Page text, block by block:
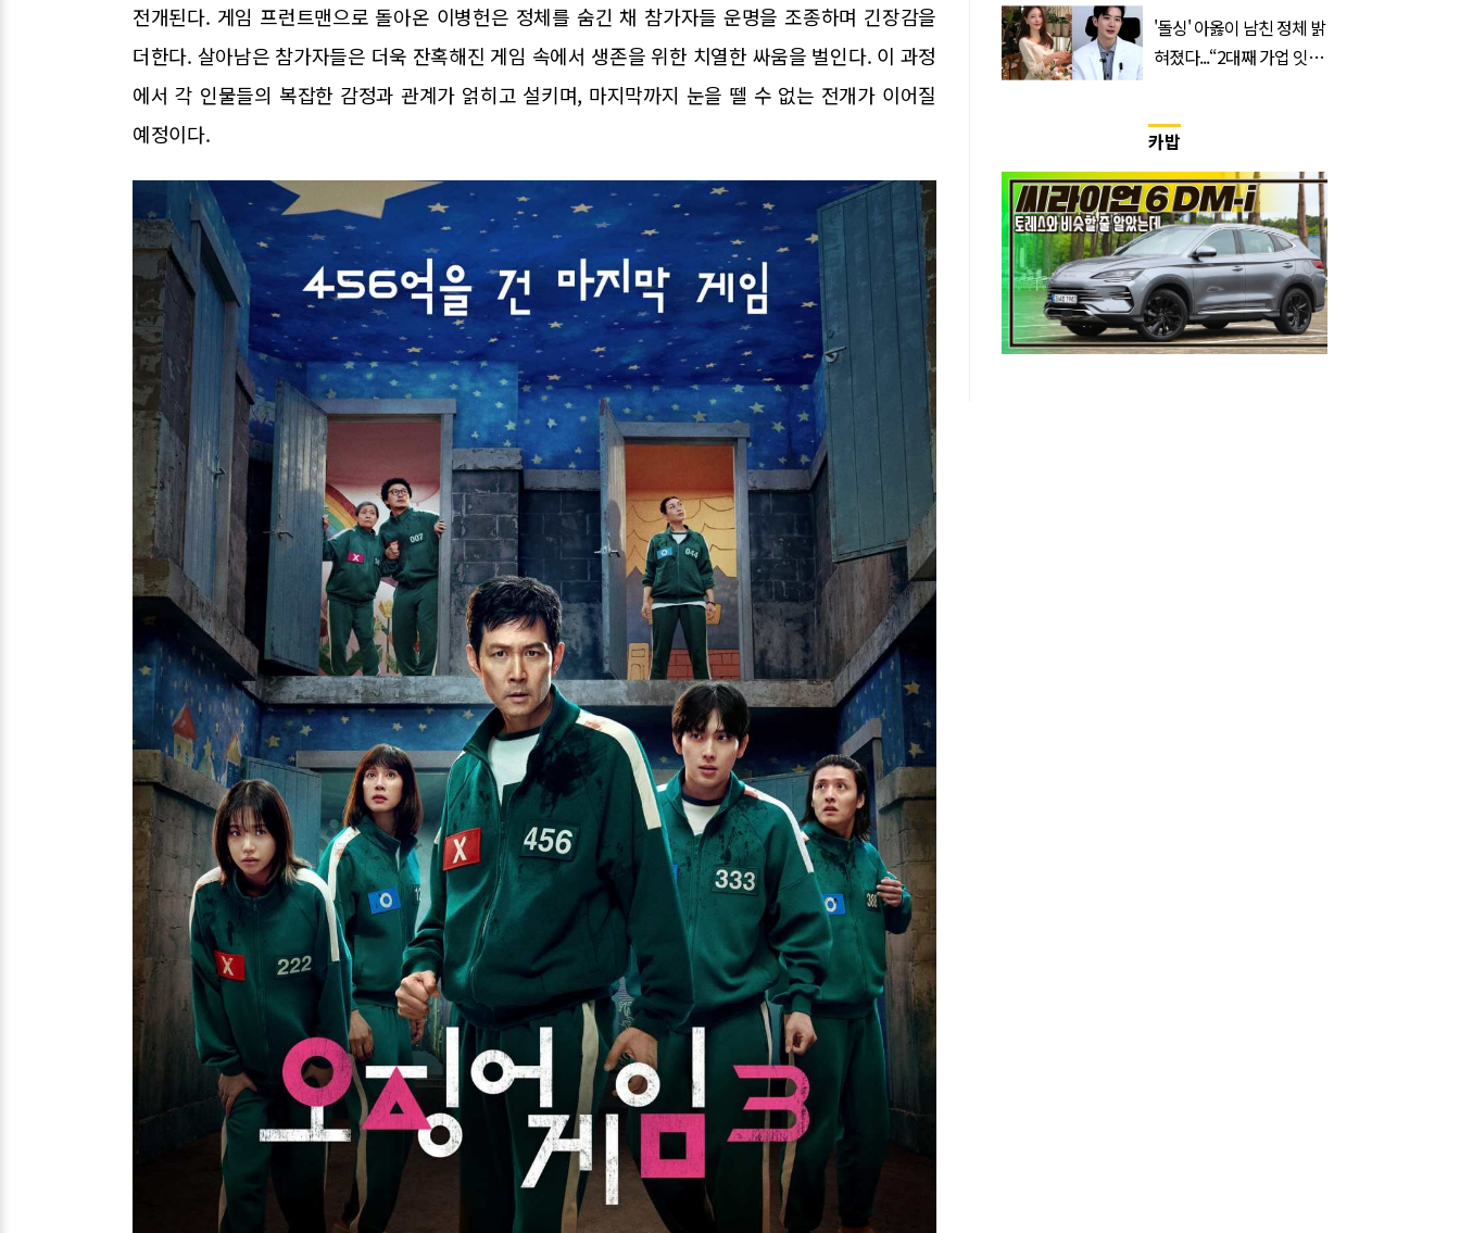
전개된다. 게임 프런트맨으로 돌아온 이병헌은 정체를 숨긴 채 참가자들 운명을 조종하며 긴장감을
더한다. 살아남은 참가자들은 더욱 잔혹해진 게임 속에서 생존을 위한 치열한 싸움을 벌인다. 이 과정
에서 각 인물들의 복잡한 감정과 관계가 얽히고 설키며, 마지막까지 눈을 뗄 수 없는 전개가 이어질
예정이다.
'돌싱' 아옳이 남친 정체 밝
혀졌다...“2대째 가업 잇는
카밥